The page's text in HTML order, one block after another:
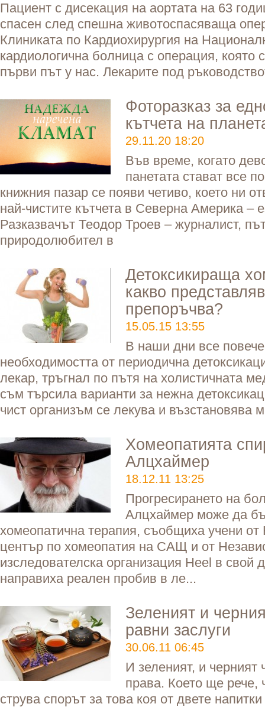
Пациент с дисекация на аортата на 63
спасен след спешна животоспасяваща
Клиниката по Кардиохирургия на
кардиологична болница с операция, която
първи път у нас. Лекарите под
Фоторазказ за
кътчета на
29.11.20 18:20
Във време, когато
панетата стават все
книжния пазар се появи четиво, което ни
най-чистите кътчета в Северна Америка –
Разказвачът Теодор Троев – журналист,
природолюбител в
Детоксикираща
какво
препоръчва?
15.05.15 13:55
В наши дни все повече
необходимостта от периодична
лекар, тръгнал по пътя на холистичната
съм търсила варианти за нежна
чист организъм се лекува и възстановява
Хомеопатията
Алцхаймер
18.12.11 13:25
Прогресирането на
Алцхаймер може да
хомеопатична терапия, съобщиха учени
център по хомеопатия на САЩ и от
изследователска организация Heel в свой
направиха реален пробив в ле...
Зеленият и
равни заслуги
30.06.11 06:45
И зеленият, и черният
права. Което ще рече,
струва спорът за това коя от двете